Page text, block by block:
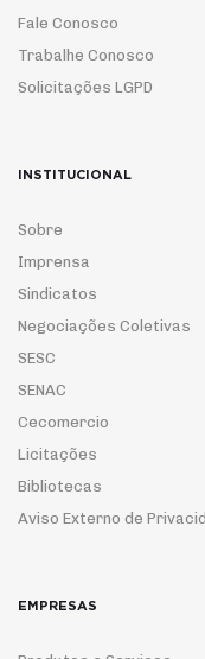
Fale Conosco
Trabalhe Conosco
Solicitações LGPD
INSTITUCIONAL
Sobre
Imprensa
Sindicatos
Negociações Coletivas
SESC
SENAC
Cecomercio
Licitações
Bibliotecas
Aviso Externo de
EMPRESAS